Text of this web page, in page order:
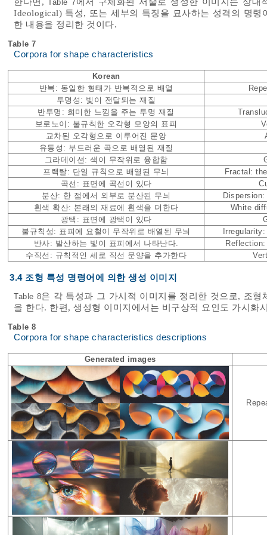
Table 7
Ideological) 특성, 또는 세부의 특징을 묘사하는 성격의 명
한 내용을 정리한 것이다.
Table 7
Corpora for shape characteristics
Korean
반복: 동일한 형태가 반복적으로 배열
투명성: 빛이 전달되는 재질
반투명: 희미한 느낌을 주는 투명 재질
보로노이: 불규칙한 오각형 모양의 표피
교차된 오각형으로 이루어진 문양
유동성: 부드러운 곡으로 배열된 재질
그라데이션: 색이 무작위로 융합함
프랙탈: 단일 규칙으로 배열된 무늬
Fractal:
곡선: 표면에 곡선이 있다
분산: 한 점에서 외부로 분산된 무늬
흰색 확산: 본래의 재료에 흰색을 더한다
White
광택: 표면에 광택이 있다
불규칙성: 표피에 요철이 무작위로 배열된 무늬
반사: 발산하는 빛이 표피에서 나타난다.
수직선: 규칙적인 세로 직선 문양을 추가한다
3.4 조형 특성 명령어에 의한 생성 이미지
Table 8은 각 특성과 그 가시적 이미지를 정리한 것으로, 조
을 한다. 한편, 생성형 이미지에서는 비구상적 요인도 가시화
Table 8
Corpora for shape characteristics descriptions
Generated images